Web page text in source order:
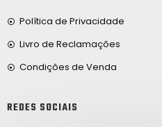
Política de Privacidade
Livro de Reclamações
Condições de Venda
REDES SOCIAIS